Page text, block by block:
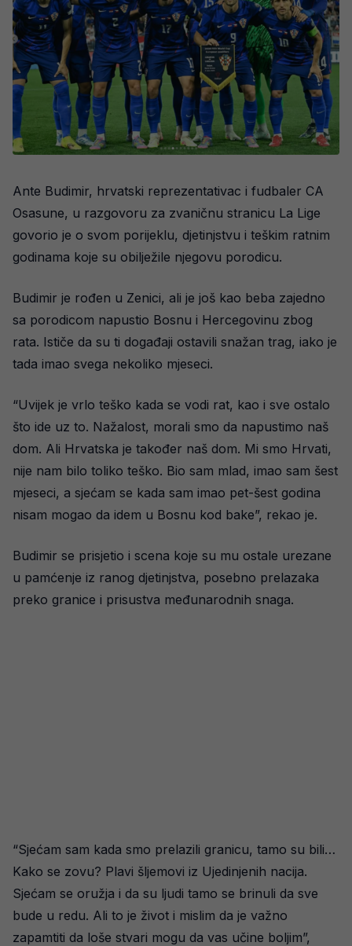
Ante Budimir, hrvatski reprezentativac i fudbaler CA
Osasune, u razgovoru za zvaničnu stranicu La Lige
govorio je o svom porijeklu, djetinjstvu i teškim ratnim
godinama koje su obilježile njegovu porodicu.
Budimir je rođen u Zenici, ali je još kao beba zajedno
sa porodicom napustio Bosnu i Hercegovinu zbog
rata. Ističe da su ti događaji ostavili snažan trag, iako je
tada imao svega nekoliko mjeseci.
“Uvijek je vrlo teško kada se vodi rat, kao i sve ostalo
što ide uz to. Nažalost, morali smo da napustimo naš
dom. Ali Hrvatska je također naš dom. Mi smo Hrvati,
nije nam bilo toliko teško. Bio sam mlad, imao sam šest
mjeseci, a sjećam se kada sam imao pet-šest godina
nisam mogao da idem u Bosnu kod bake”, rekao je.
Budimir se prisjetio i scena koje su mu ostale urezane
u pamćenje iz ranog djetinjstva, posebno prelazaka
preko granice i prisustva međunarodnih snaga.
“Sjećam sam kada smo prelazili granicu, tamo su bili…
Kako se zovu? Plavi šljemovi iz Ujedinjenih nacija.
Sjećam se oružja i da su ljudi tamo se brinuli da sve
bude u redu. Ali to je život i mislim da je važno
zapamtiti da loše stvari mogu da vas učine boljim”,